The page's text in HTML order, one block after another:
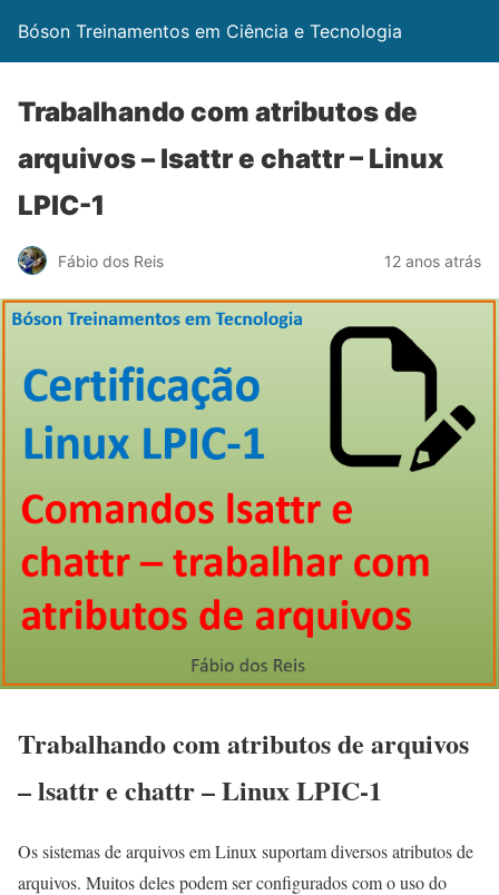
Bóson Treinamentos em Ciência e Tecnologia
Trabalhando com atributos de
arquivos – lsattr e chattr – Linux
LPIC-1
Fábio dos Reis 12 anos atrás
Trabalhando com atributos de arquivos
– lsattr e chattr – Linux LPIC-1
Os sistemas de arquivos em Linux suportam diversos atributos de
arquivos. Muitos deles podem ser configurados com o uso do